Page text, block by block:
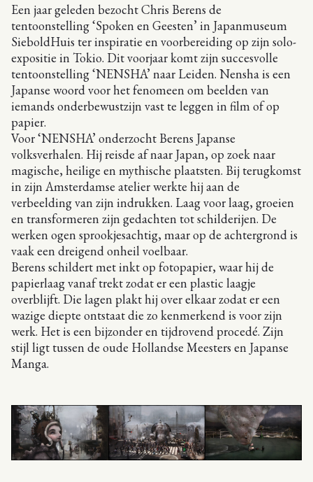
Een jaar geleden bezocht Chris Berens de
tentoonstelling ‘Spoken en Geesten’ in Japanmuseum
SieboldHuis ter inspiratie en voorbereiding op zijn solo-
expositie in Tokio. Dit voorjaar komt zijn succesvolle
tentoonstelling ‘NENSHA’ naar Leiden. Nensha is een
Japanse woord voor het fenomeen om beelden van
iemands onderbewustzijn vast te leggen in film of op
papier.
Voor ‘NENSHA’ onderzocht Berens Japanse
volksverhalen. Hij reisde af naar Japan, op zoek naar
magische, heilige en mythische plaatsten. Bij terugkomst
in zijn Amsterdamse atelier werkte hij aan de
verbeelding van zijn indrukken. Laag voor laag, groeien
en transformeren zijn gedachten tot schilderijen. De
werken ogen sprookjesachtig, maar op de achtergrond is
vaak een dreigend onheil voelbaar.
Berens schildert met inkt op fotopapier, waar hij de
papierlaag vanaf trekt zodat er een plastic laagje
overblijft. Die lagen plakt hij over elkaar zodat er een
wazige diepte ontstaat die zo kenmerkend is voor zijn
werk. Het is een bijzonder en tijdrovend procedé. Zijn
stijl ligt tussen de oude Hollandse Meesters en Japanse
Manga.